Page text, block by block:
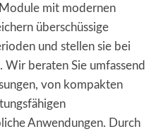
mit modernen
überschüssige
und stellen sie bei
beraten Sie umfassend
von kompakten
Anwendungen. Durch